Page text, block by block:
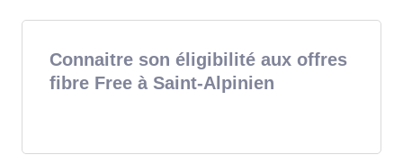
Connaitre son éligibilité aux offres
fibre Free à Saint-Alpinien